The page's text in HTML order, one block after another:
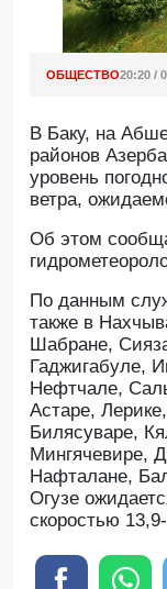
ОБЩЕСТВО20:20 /
В Баку, на
районов
уровень
ветра,
Об этом
По данным
также в
Шабране,
Гаджигабуле,
Нефтчале,
Астаре,
Билясуваре,
Мингячевире,
Нафталане,
Огузе
скоростью